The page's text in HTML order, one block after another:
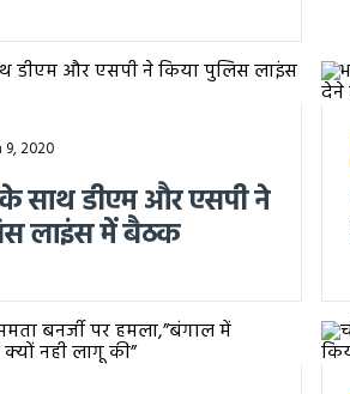
9, 2020
साथ डीएम और एसपी ने
लाइंस में बैठक